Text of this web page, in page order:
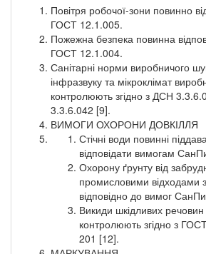
Повітря робочої-зони повинно
ГОСТ 12.1.005.
Пожежна безпека повинна
ГОСТ 12.1.004.
Санітарні норми виробничого
інфразвуку та мікроклімат
контролюють згідно з ДСН
3.3.6.042 [9].
ВИМОГИ ОХОРОНИ ДОВКІЛЛЯ
Стічні води повинні
відповідати вимогам
Охорону ґрунту від
промисловими відходами
відповідно до вимог
Викиди шкідливих
контролюють згідно з
201 [12].